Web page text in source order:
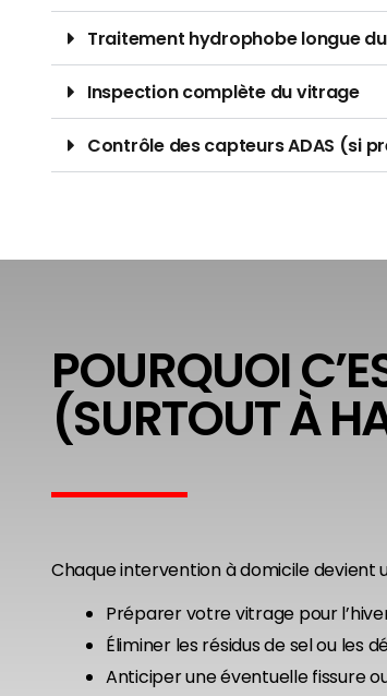
Traitement hydrophobe longue
Inspection complète du vitrage
Contrôle des capteurs ADAS (si
POURQUOI
(SURTOUT À
Chaque intervention à domicile devient
Préparer votre vitrage pour
Éliminer les résidus de sel ou les
Anticiper une éventuelle fissure